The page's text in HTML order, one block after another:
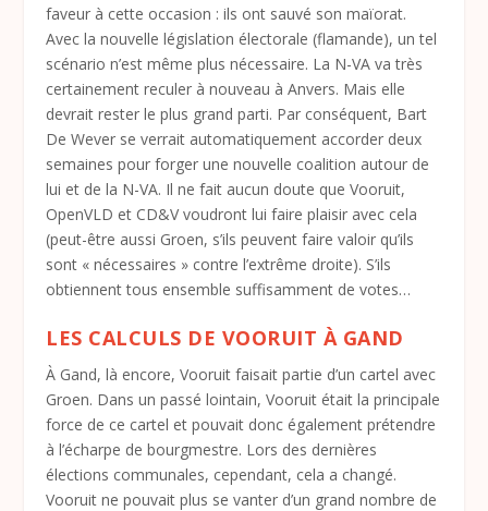
faveur à cette occasion : ils ont sauvé son maïorat.
Avec la nouvelle législation électorale (flamande), un tel
scénario n’est même plus nécessaire. La N-VA va très
certainement reculer à nouveau à Anvers. Mais elle
devrait rester le plus grand parti. Par conséquent, Bart
De Wever se verrait automatiquement accorder deux
semaines pour forger une nouvelle coalition autour de
lui et de la N-VA. Il ne fait aucun doute que Vooruit,
OpenVLD et CD&V voudront lui faire plaisir avec cela
(peut-être aussi Groen, s’ils peuvent faire valoir qu’ils
sont « nécessaires » contre l’extrême droite). S’ils
obtiennent tous ensemble suffisamment de votes…
LES CALCULS DE VOORUIT À GAND
À Gand, là encore, Vooruit faisait partie d’un cartel avec
Groen. Dans un passé lointain, Vooruit était la principale
force de ce cartel et pouvait donc également prétendre
à l’écharpe de bourgmestre. Lors des dernières
élections communales, cependant, cela a changé.
Vooruit ne pouvait plus se vanter d’un grand nombre de